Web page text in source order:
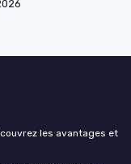
les avantages et